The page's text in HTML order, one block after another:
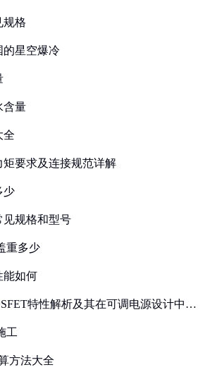
规格
的星空爆冷
含量
全
要求及连接规范详解
少
见规格和型号
重多少
能如何
特性解析及其在可调电源设计中的
工
方法大全